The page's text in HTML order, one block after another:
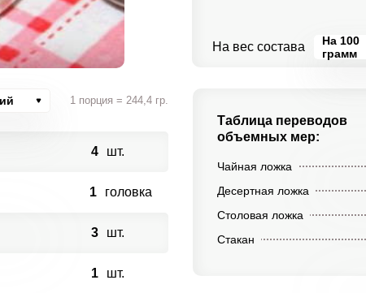
На вес состава
На 100
грамм
1 порция = 244,4 гр.
4 шт.
1 головка
3 шт.
1 шт.
Таблица переводов
объемных мер:
Чайная ложка
Десертная ложка
Столовая ложка
Стакан